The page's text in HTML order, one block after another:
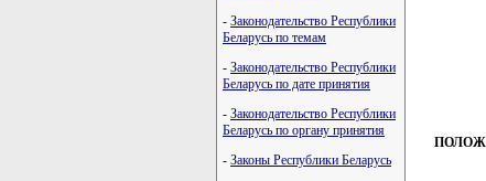
- Законодательство Республики
Беларусь по темам
- Законодательство Республики
Беларусь по дате принятия
- Законодательство Республики
Беларусь по органу принятия
- Законы Республики Беларусь